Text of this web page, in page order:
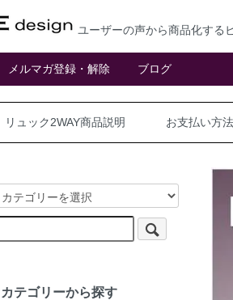
ユーザーの声から商品化する
メルマガ登録・解除 ブログ
リュック2WAY商品説明 お支払い方法
カテゴリーから探す